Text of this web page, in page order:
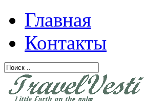
Главная
Контакты